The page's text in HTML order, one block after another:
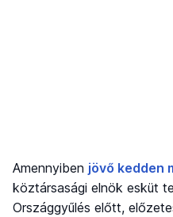
Amennyiben jövő kedden
köztársasági elnök esküt
Országgyűlés előtt,